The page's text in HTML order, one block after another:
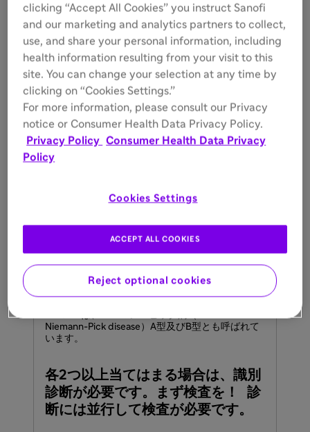
貧血
☑
骨痛の既往歴、骨減少症
(骨密度低下)、骨折
☑
HDLコレステロール低値
(40mg/dL未満)
眼底黄斑部のチェリーレッ
成長の遅れ(精神運動発達
遅滞・退行、 低身長)
Niemann-Pick disease）A型及びB型とも呼ばれて
います。
各2つ以上​当てはまる​場合は、​識別
診断が​必要です。​まず検査を！ 診
断には​並行して​検査が​必要です。​
clicking “Accept All Cookies” you instruct Sanofi
and our marketing and analytics partners to collect,
use, and share your personal information, including
health information resulting from your visit to this
site. You can change your selection at any time by
clicking on “Cookies Settings.”
For more information, please consult our Privacy
notice or Consumer Health Data Privacy Policy.
Privacy Policy Consumer Health Data Privacy
Policy
Cookies Settings
Reject optional cookies
ACCEPT ALL COOKIES